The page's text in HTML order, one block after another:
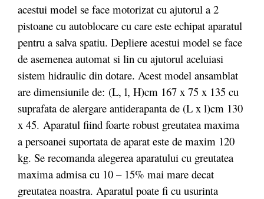
acestui model se face motorizat cu ajutorul a 2
pistoane cu autoblocare cu care este echipat aparatul
pentru a salva spatiu. Depliere acestui model se face
de asemenea automat si lin cu ajutorul aceluiasi
sistem hidraulic din dotare. Acest model ansamblat
are dimensiunile de: (L, l, H)cm 167 x 75 x 135 cu
suprafata de alergare antiderapanta de (L x l)cm 130
x 45. Aparatul fiind foarte robust greutatea maxima
a persoanei suportata de aparat este de maxim 120
kg. Se recomanda alegerea aparatului cu greutatea
maxima admisa cu 10 – 15% mai mare decat
greutatea noastra. Aparatul poate fi cu usurinta